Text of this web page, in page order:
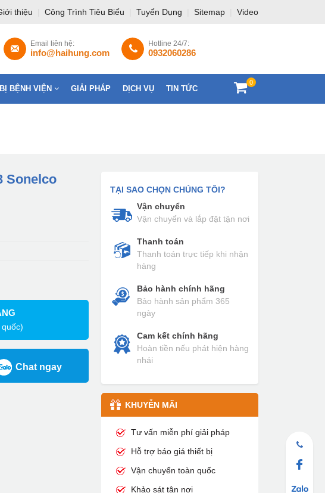
thiệu Công Trình Tiêu Biểu Tuyển Dụng Sitemap Video
Hotline 24/7:
0932060286
Email liên hệ:
info@haihung.com
0
BỆNH VIỆN GIẢI PHÁP DỊCH VỤ TIN TỨC
Sonelco
Chat ngay
TẠI SAO CHỌN CHÚNG TÔI?
Vận chuyển
Vận chuyển và lắp đặt tận nơi
Thanh toán
Thanh toán trực tiếp khi nhận
hàng
Bảo hành chính hãng
Bảo hành sản phẩm 365
ngày
Cam kết chính hãng
Hoàn tiền nếu phát hiện hàng
nhái
KHUYỄN MÃI
Tư vấn miễn phí giải pháp
Hỗ trợ báo giá thiết bị
Vận chuyển toàn quốc
Khảo sát tận nơi